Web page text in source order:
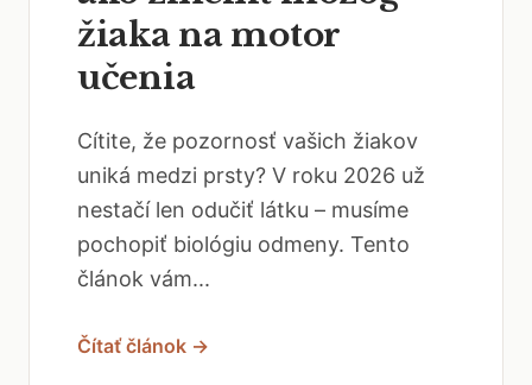
žiaka na motor
učenia
Cítite, že pozornosť vašich žiakov
uniká medzi prsty? V roku 2026 už
nestačí len odučiť látku – musíme
pochopiť biológiu odmeny. Tento
článok vám...
Čítať článok →